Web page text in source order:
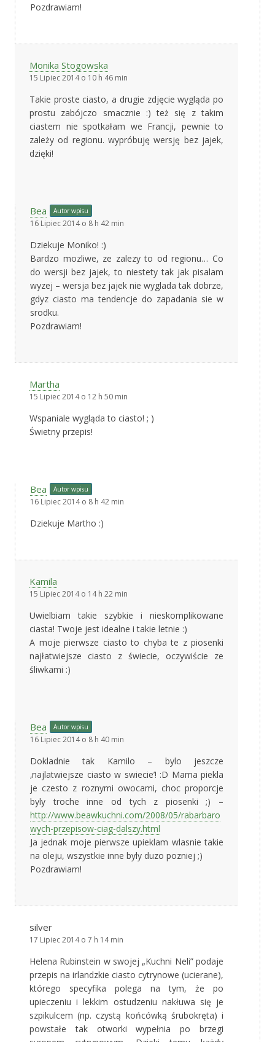
Pozdrawiam!
Monika Stogowska
15 Lipiec 2014 o 10 h 46 min
Takie proste ciasto, a drugie zdjęcie wygląda po
prostu zabójczo smacznie :) też się z takim
ciastem nie spotkałam we Francji, pewnie to
zależy od regionu. wypróbuję wersję bez jajek,
dzięki!
Bea Autor wpisu
16 Lipiec 2014 o 8 h 42 min
Dziekuje Moniko! :)
Bardzo mozliwe, ze zalezy to od regionu… Co
do wersji bez jajek, to niestety tak jak pisalam
wyzej – wersja bez jajek nie wyglada tak dobrze,
gdyz ciasto ma tendencje do zapadania sie w
srodku.
Pozdrawiam!
Martha
15 Lipiec 2014 o 12 h 50 min
Wspaniale wygląda to ciasto! ; )
Świetny przepis!
Bea Autor wpisu
16 Lipiec 2014 o 8 h 42 min
Dziekuje Martho :)
Kamila
15 Lipiec 2014 o 14 h 22 min
Uwielbiam takie szybkie i nieskomplikowane
ciasta! Twoje jest idealne i takie letnie :)
A moje pierwsze ciasto to chyba te z piosenki
najłatwiejsze ciasto z świecie, oczywiście ze
śliwkami :)
Bea Autor wpisu
16 Lipiec 2014 o 8 h 40 min
Dokladnie tak Kamilo – bylo jeszcze
‚najlatwiejsze ciasto w swiecie’! :D Mama piekla
je czesto z roznymi owocami, choc proporcje
byly troche inne od tych z piosenki ;) –
http://www.beawkuchni.com/2008/05/rabarbaro
wych-przepisow-ciag-dalszy.html
Ja jednak moje pierwsze upieklam wlasnie takie
na oleju, wszystkie inne byly duzo pozniej ;)
Pozdrawiam!
silver
17 Lipiec 2014 o 7 h 14 min
Helena Rubinstein w swojej „Kuchni Neli” podaje
przepis na irlandzkie ciasto cytrynowe (ucierane),
którego specyfika polega na tym, że po
upieczeniu i lekkim ostudzeniu nakłuwa się je
szpikulcem (np. czystą końcówką śrubokręta) i
powstałe tak otworki wypełnia po brzegi